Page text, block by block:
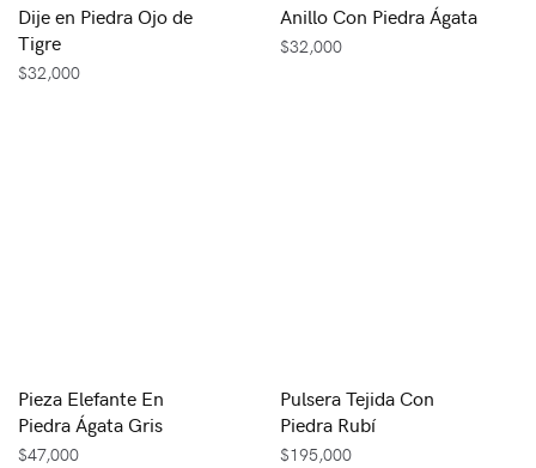
Dije en Piedra Ojo de
Tigre
$32,000
Anillo Con Piedra Ágata
$32,000
Pieza Elefante En
Piedra Ágata Gris
$47,000
Pulsera Tejida Con
Piedra Rubí
$195,000